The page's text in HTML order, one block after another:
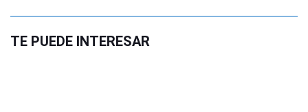
TE PUEDE INTERESAR